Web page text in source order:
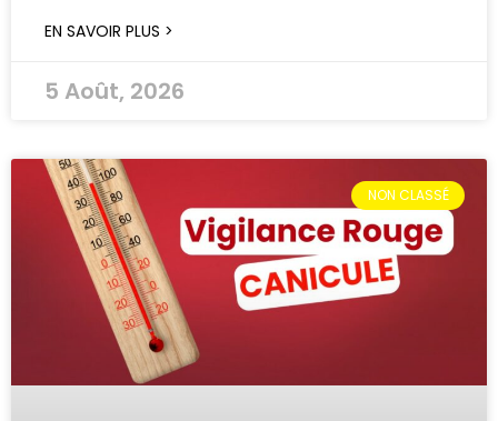
EN SAVOIR PLUS >
5 Août, 2026
NON CLASSÉ